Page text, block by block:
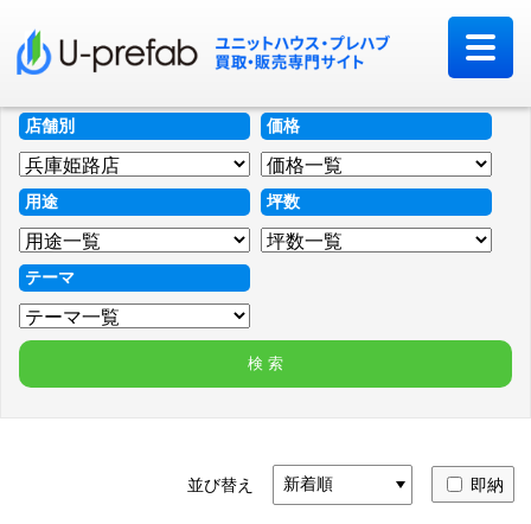
店舗別 価格
用途 坪数
テーマ
並び替え 即納